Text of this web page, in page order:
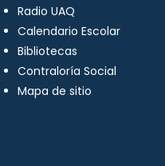
Radio UAQ
Calendario Escolar
Bibliotecas
Contraloría Social
Mapa de sitio